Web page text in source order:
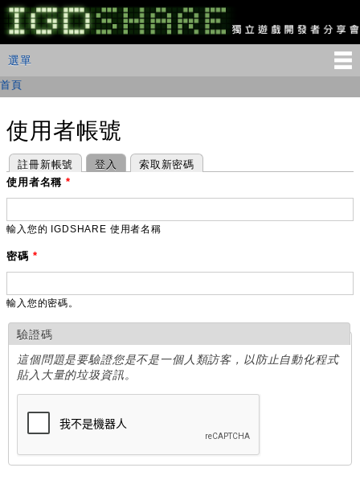
移
至
主
IGDSHARE
獨
遊
發
享
會
主選單
選單
您在這裡
首頁
使用者帳號
主要索引標籤
註冊新帳號 登入
(作用中頁籤) 索取新密碼
使用者名稱*
輸入您的 IGDSHARE 使用者名稱
密碼 *
輸入您的密碼。
驗證碼
這個問題是要驗證您是不是一個人類訪客，以防止自動化程式
貼入大量的垃圾資訊。